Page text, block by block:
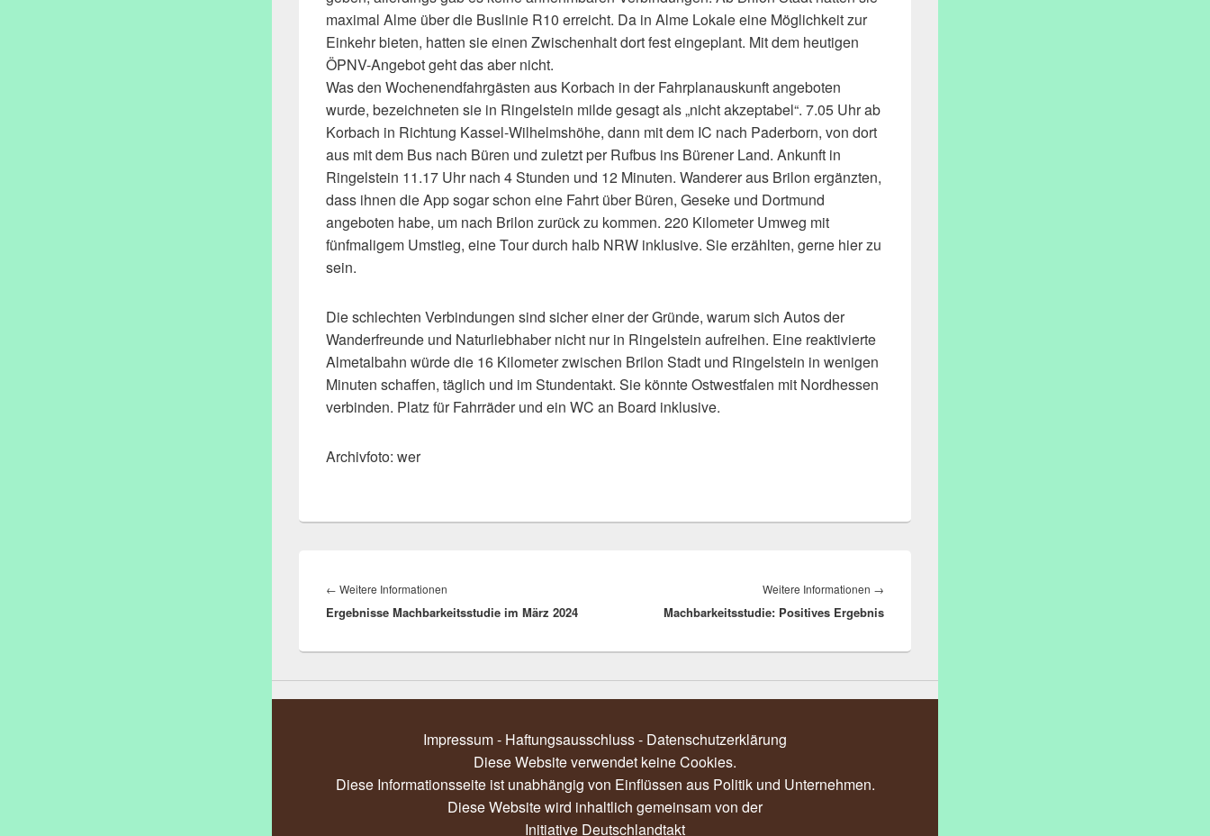
maximal Alme über die Buslinie R10 erreicht. Da in Alme Lokale eine Möglichkeit zur
Einkehr bieten, hatten sie einen Zwischenhalt dort fest eingeplant. Mit dem heutigen
ÖPNV-Angebot geht das aber nicht.
Was den Wochenendfahrgästen aus Korbach in der Fahrplanauskunft angeboten
wurde, bezeichneten sie in Ringelstein milde gesagt als „nicht akzeptabel“. 7.05 Uhr ab
Korbach in Richtung Kassel-Wilhelmshöhe, dann mit dem IC nach Paderborn, von dort
aus mit dem Bus nach Büren und zuletzt per Rufbus ins Bürener Land. Ankunft in
Ringelstein 11.17 Uhr nach 4 Stunden und 12 Minuten. Wanderer aus Brilon ergänzten,
dass ihnen die App sogar schon eine Fahrt über Büren, Geseke und Dortmund
angeboten habe, um nach Brilon zurück zu kommen. 220 Kilometer Umweg mit
fünfmaligem Umstieg, eine Tour durch halb NRW inklusive. Sie erzählten, gerne hier zu
sein.
Die schlechten Verbindungen sind sicher einer der Gründe, warum sich Autos der
Wanderfreunde und Naturliebhaber nicht nur in Ringelstein aufreihen. Eine reaktivierte
Almetalbahn würde die 16 Kilometer zwischen Brilon Stadt und Ringelstein in wenigen
Minuten schaffen, täglich und im Stundentakt. Sie könnte Ostwestfalen mit Nordhessen
verbinden. Platz für Fahrräder und ein WC an Board inklusive.
Archivfoto: wer
← Weitere Informationen
Beitrag:
Ergebnisse Machbarkeitsstudie im März 2024
Weitere Informationen →
Beitrag:
Machbarkeitsstudie: Positives Ergebnis
Impressum - Haftungsausschluss- Datenschutzerklärung
Diese Website verwendet keine Cookies.
Diese Informationsseite ist unabhängig von Einflüssen aus Politik und Unternehmen.
Diese Website wird inhaltlich gemeinsam von der
Initiative Deutschlandtakt